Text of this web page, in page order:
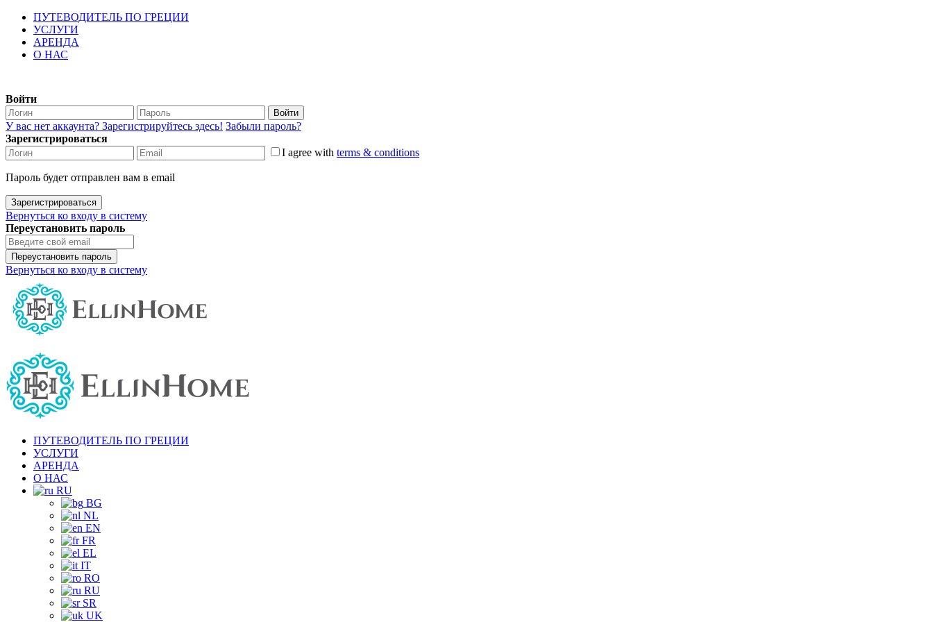
ПУТЕВОДИТЕЛЬ ПО ГРЕЦИИ
УСЛУГИ
АРЕНДА
О НАС
Войти
Войти
У вас нет аккаунта? Зарегистрируйтесь здесь! Забыли пароль?
Зарегистрироваться
I agree with terms & conditions
Пароль будет отправлен вам в email
Зарегистрироваться
Вернуться ко входу в систему
Переустановить пароль
Переустановить пароль
Вернуться ко входу в систему
ПУТЕВОДИТЕЛЬ ПО ГРЕЦИИ
УСЛУГИ
АРЕНДА
О НАС
RU
BG
NL
EN
FR
EL
IT
RO
RU
SR
UK